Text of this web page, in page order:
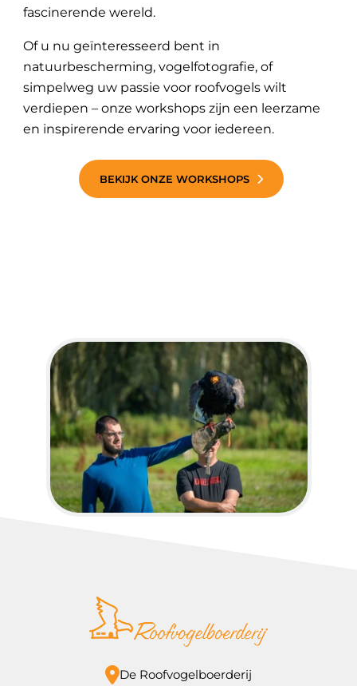
fascinerende wereld.
Of u nu geïnteresseerd bent in
natuurbescherming, vogelfotografie, of
simpelweg uw passie voor roofvogels wilt
verdiepen – onze workshops zijn een leerzame
en inspirerende ervaring voor iedereen.
BEKIJK ONZE WORKSHOPS
De Roofvogelboerderij